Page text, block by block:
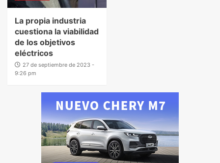
La propia industria
cuestiona la viabilidad
de los objetivos
eléctricos
27 de septiembre de 2023 -
9:26 pm